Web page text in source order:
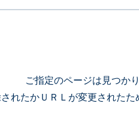
ご指定のページは見つかり
れたかＵＲＬが変更されたた